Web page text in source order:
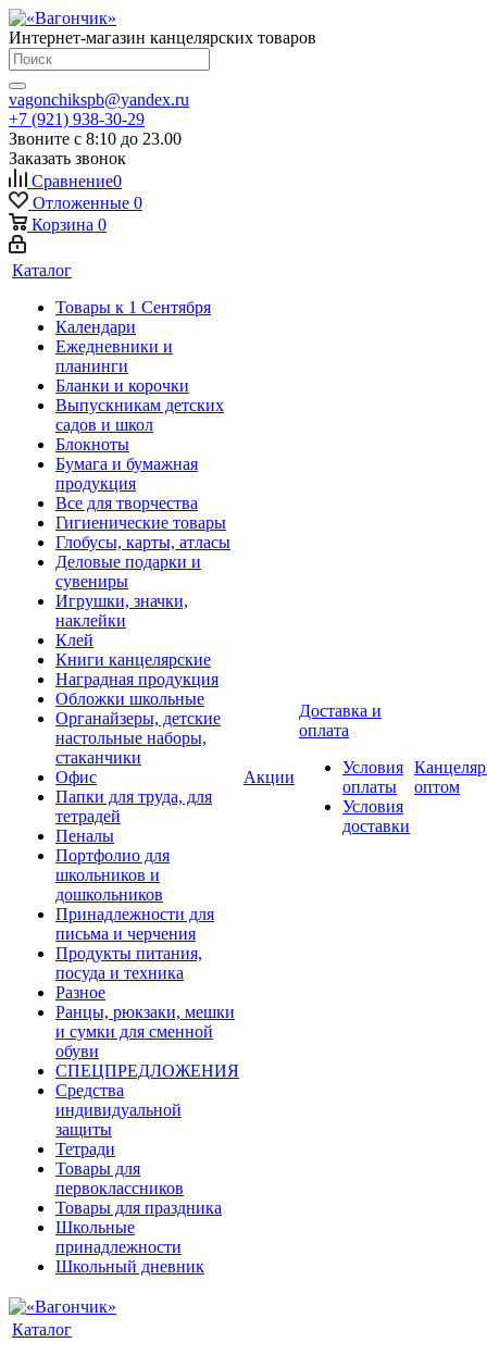
Интернет-магазин канцелярских товаров
vagonchikspb@yandex.ru
+7 (921) 938-30-29
Звоните с 8:10 до 23.00
Заказать звонок
Сравнение0
Отложенные 0
Корзина 0
Каталог
Товары к 1 Сентября
Календари
Ежедневники и
планинги
Бланки и корочки
Выпускникам детских
садов и школ
Блокноты
Бумага и бумажная
продукция
Все для творчества
Гигиенические товары
Глобусы, карты, атласы
Деловые подарки и
сувениры
Игрушки, значки,
наклейки
Клей
Книги канцелярские
Наградная продукция
Обложки школьные
Органайзеры, детские
настольные наборы,
стаканчики
Офис
Папки для труда, для
тетрадей
Пеналы
Портфолио для
школьников и
дошкольников
Принадлежности для
письма и черчения
Продукты питания,
посуда и техника
Разное
Ранцы, рюкзаки, мешки
и сумки для сменной
обуви
СПЕЦПРЕДЛОЖЕНИЯ
Средства
индивидуальной
защиты
Тетради
Товары для
первоклассников
Товары для праздника
Школьные
принадлежности
Школьный дневник
Акции
Доставка и
оплата
Условия
оплаты
Условия
доставки
оптом
Каталог